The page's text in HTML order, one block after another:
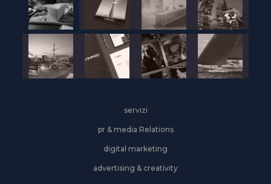
servizi
pr & media Relations
digital marketing
advertising & creativity